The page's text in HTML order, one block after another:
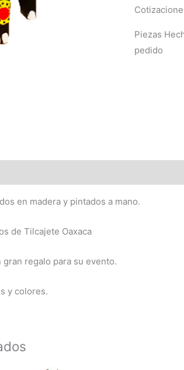
Piezas
pedido
en madera y pintados a mano.
de Tilcajete Oaxaca
regalo para su evento.
y colores.